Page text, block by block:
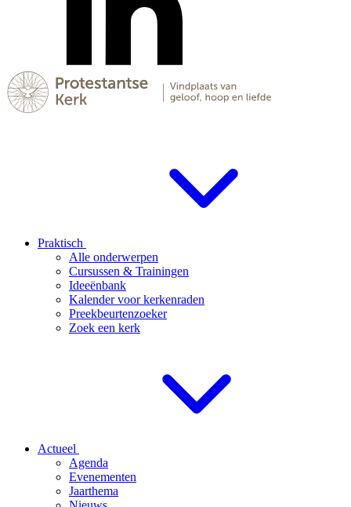
Praktisch
Alle onderwerpen
Cursussen & Trainingen
Ideeënbank
Kalender voor kerkenraden
Preekbeurtenzoeker
Zoek een kerk
Actueel
Agenda
Evenementen
Jaarthema